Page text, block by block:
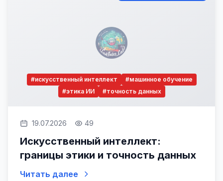
#искусственный интеллект
#машинное обучение
#этика ИИ
#точность данных
19.07.2026 49
Искусственный интеллект:
границы этики и точность данных
Читать далее